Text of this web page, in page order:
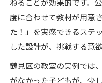
ねることが効果的です。
度に合わせて教材が用意
た！」を実感できるステ
した設計が、挑戦する意
鶴見区の教室の実例では
がなかった子どもが、少